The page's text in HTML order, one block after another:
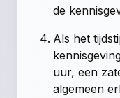
de
Als het
uur, een
algemeen